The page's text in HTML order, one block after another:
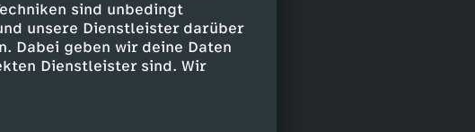
sind unbedingt
unsere Dienstleister darüber
Dabei geben wir deine Daten
Dienstleister sind. Wir